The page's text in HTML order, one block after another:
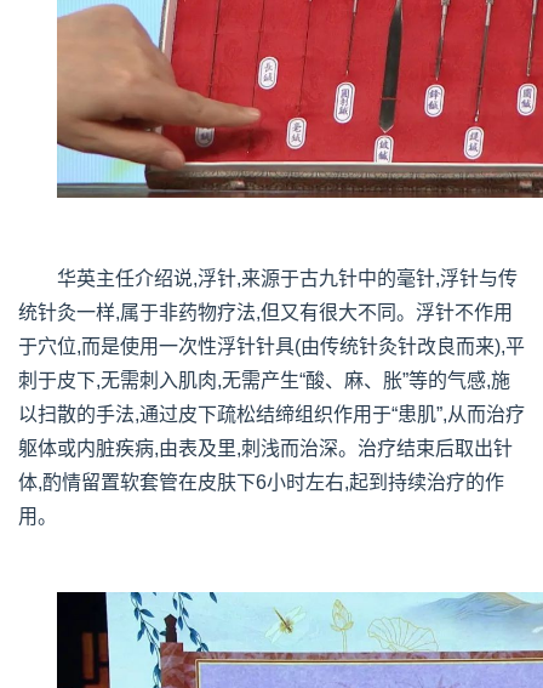
华英主任介绍说,浮针,来源于古九针中的毫针,浮针与传
统针灸一样,属于非药物疗法,但又有很大不同。浮针不作用
于穴位,而是使用一次性浮针针具(由传统针灸针改良而来),平
刺于皮下,无需刺入肌肉,无需产生“酸、麻、胀”等的气感,施
以扫散的手法,通过皮下疏松结缔组织作用于“患肌”,从而治疗
躯体或内脏疾病,由表及里,刺浅而治深。治疗结束后取出针
体,酌情留置软套管在皮肤下6小时左右,起到持续治疗的作
用。